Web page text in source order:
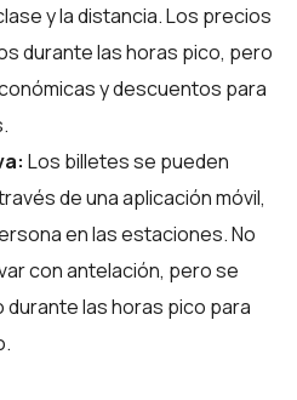
y la distancia. Los precios
durante las horas pico, pero
y descuentos para
Los billetes se pueden
de una aplicación móvil,
en las estaciones. No
con antelación, pero se
las horas pico para